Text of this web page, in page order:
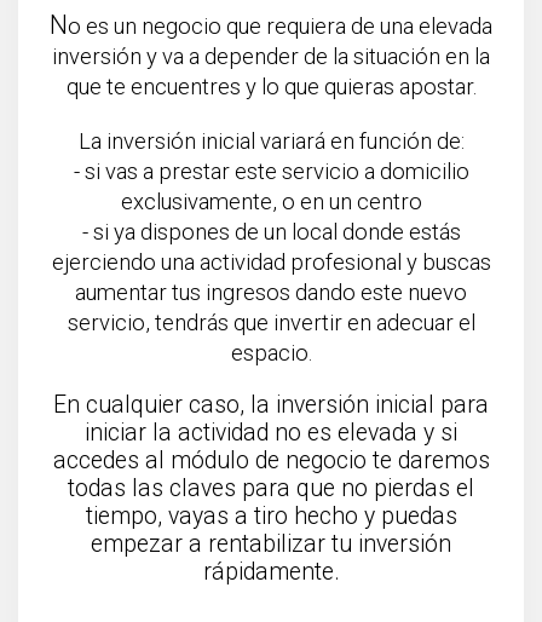
No es un negocio que requiera de una elevada
inversión y va a depender de la situación en la
que te encuentres y lo que quieras apostar.
La inversión inicial variará en función de:
- si vas a prestar este servicio a domicilio
exclusivamente, o en un centro
- si ya dispones de un local donde estás
ejerciendo una actividad profesional y buscas
aumentar tus ingresos dando este nuevo
servicio, tendrás que invertir en adecuar el
espacio.
En cualquier caso, la inversión inicial para
iniciar la actividad no es elevada y si
accedes al módulo de negocio te daremos
todas las claves para que no pierdas el
tiempo, vayas a tiro hecho y puedas
empezar a rentabilizar tu inversión
rápidamente.